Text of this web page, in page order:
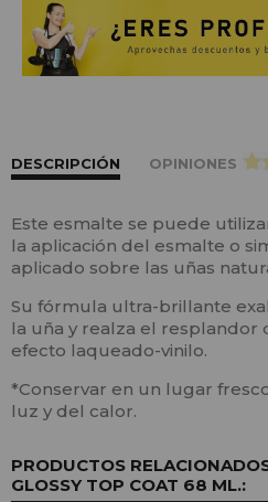
DESCRIPCIÓN OPINIONES >
Este esmalte se puede
la aplicación del esmalte o
aplicado sobre las uñas
Su fórmula ultra-brillante
la uña y realza el resplandor
efecto laqueado-vinilo.
*Conservar en un lugar
luz y del calor.
PRODUCTOS
GLOSSY TOP COAT 68 ML.: